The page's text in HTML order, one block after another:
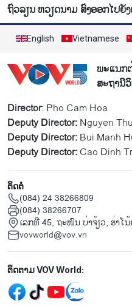
ຖົ່ວ​ລຽນ ຫວຽດ​ນາມ ສົ່ງ​ອອກ​ໄປ​
English Vietnamese
ພະແນກ
ສະຖານີ
Director: Pho Cam Hoa
Deputy Director:Nguyen
Deputy Director:Bui Manh
Deputy Director:Cao Dinh
ຕິດຕໍ່
(084) 24 38266809
(084) 38266707
ເລກທີ 45, ຖະໜົນ ບ່າ​ຈ້ຽວ, ຮ່າ​ໂ
vovworld@vov.vn
Mạng xã hội
ຕິດຕາມ VOV World: